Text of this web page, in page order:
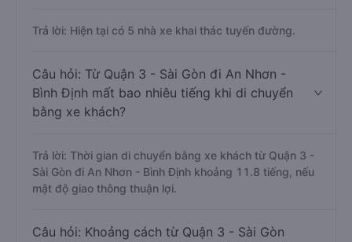
Trả lời: Hiện tại có 5 nhà xe khai thác tuyến đường.
Câu hỏi: Từ Quận 3 - Sài Gòn đi An Nhơn -
Bình Định mất bao nhiêu tiếng khi di chuyển
bằng xe khách?
Trả lời: Thời gian di chuyển bằng xe khách từ Quận 3 -
Sài Gòn đi An Nhơn - Bình Định khoảng 11.8 tiếng, nếu
mật độ giao thông thuận lợi.
Câu hỏi: Khoảng cách từ Quận 3 - Sài Gòn